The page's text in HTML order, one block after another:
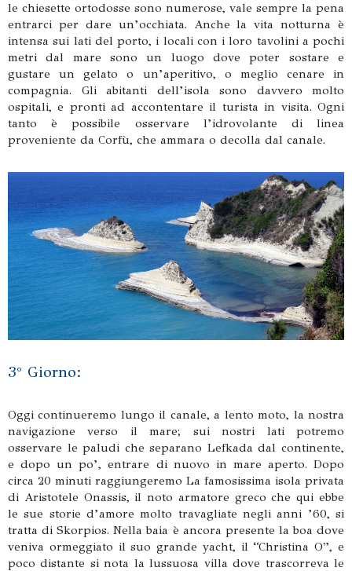
le chiesette ortodosse sono numerose, vale sempre la pena
entrarci per dare un’occhiata. Anche la vita notturna è
intensa sui lati del porto, i locali con i loro tavolini a pochi
metri dal mare sono un luogo dove poter sostare e
gustare un gelato o un’aperitivo, o meglio cenare in
compagnia. Gli abitanti dell’isola sono davvero molto
ospitali, e pronti ad accontentare il turista in visita. Ogni
tanto è possibile osservare l’idrovolante di linea
proveniente da Corfù, che ammara o decolla dal canale.
3° Giorno:
Oggi continueremo lungo il canale, a lento moto, la nostra
navigazione verso il mare; sui nostri lati potremo
osservare le paludi che separano Lefkada dal continente,
e dopo un po’, entrare di nuovo in mare aperto. Dopo
circa 20 minuti raggiungeremo La famosissima isola privata
di Aristotele Onassis, il noto armatore greco che qui ebbe
le sue storie d’amore molto travagliate negli anni ’60, si
tratta di Skorpios. Nella baia è ancora presente la boa dove
veniva ormeggiato il suo grande yacht, il “Christina O”, e
poco distante si nota la lussuosa villa dove trascorreva le